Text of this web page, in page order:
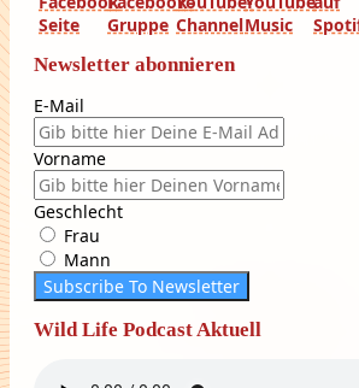
Newsletter abonnieren
E-Mail
Vorname
Geschlecht
Frau
Mann
Subscribe To Newsletter
Wild Life Podcast Aktuell